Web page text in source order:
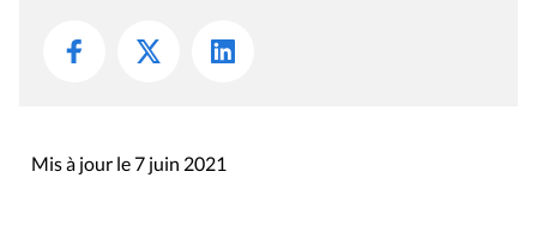
Mis à jour le 7 juin 2021